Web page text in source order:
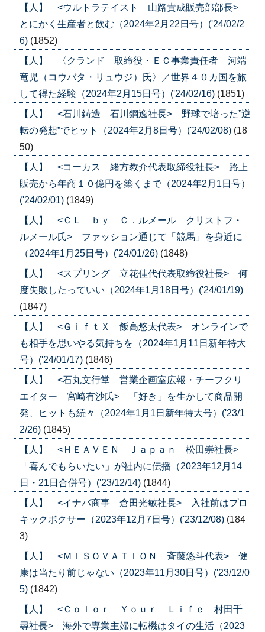
【人】 <ウルトラテイスト 山路貴成販売部部長>
とにかく生産者と飲む（2024年2月22日号）('24/02/2
6) (1852)
【人】 〈クランド 取締役・ＥＣ事業責任者 河端
竜児（コウバタ・リュウジ）氏〉／世界４０カ国を旅
して得た経験（2024年2月15日号）('24/02/16) (1851)
【人】 <石川鋳造 石川鋼逸社長> 野球で培った”逆
転の発想”でヒット（2024年2月8日号）('24/02/08) (18
50)
【人】 <コーカス 緒方教介代表取締役社長> 路上
販売から年商１０億円を築くまで（2024年2月1日号）
('24/02/01) (1849)
【人】 <ＣＬ ｂｙ Ｃ．ルメール クリストフ・
ルメール氏> ファッション通じて「競馬」を身近に
（2024年1月25日号）('24/01/26) (1848)
【人】 <スプリング 立花佳代代表取締役社長> 何
度失敗したっていい（2024年1月18日号）('24/01/19)
(1847)
【人】 <ＧｉｆｔＸ 飯高悠太代表> オンラインで
も相手を思いやる気持ちを（2024年1月11日新年特大
号）('24/01/17) (1846)
【人】 <石丸文行堂 営業企画室広報・チーフクリ
エイター 宮崎有沙氏> 「好き」を生かして商品開
発、ヒットも続々（2024年1月1日新年特大号）('23/1
2/26) (1845)
【人】 <ＨＥＡＶＥＮ Ｊａｐａｎ 松田崇社長>
「喜んでもらいたい」が社内に伝播（2023年12月14
日・21日合併号）('23/12/14) (1844)
【人】 <イナバ商事 倉田光敏社長> 入社前はプロ
キックボクサー（2023年12月7日号）('23/12/08) (184
3)
【人】 <ＭＩＳＯＶＡＴＩＯＮ 斉藤悠斗代表> 健
康は当たり前じゃない（2023年11月30日号）('23/12/0
5) (1842)
【人】 <Ｃｏｌｏｒ Ｙｏｕｒ Ｌｉｆｅ 村田千
尋社長> 海外で専業主婦に転機はタイの生活（2023